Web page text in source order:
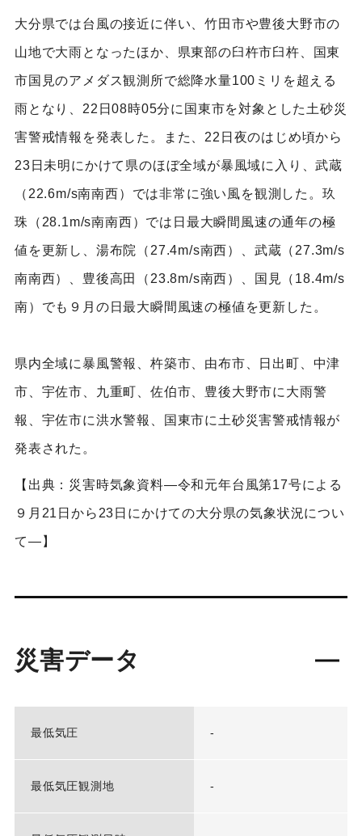
大分県では台風の接近に伴い、竹田市や豊後大野市の
山地で大雨となったほか、県東部の臼杵市臼杵、国東
市国見のアメダス観測所で総降水量100ミリを超える
雨となり、22日08時05分に国東市を対象とした土砂災
害警戒情報を発表した。また、22日夜のはじめ頃から
23日未明にかけて県のほぼ全域が暴風域に入り、武蔵
（22.6m/s南南西）では非常に強い風を観測した。玖
珠（28.1m/s南南西）では日最大瞬間風速の通年の極
値を更新し、湯布院（27.4m/s南西）、武蔵（27.3m/s
南南西）、豊後高田（23.8m/s南西）、国見（18.4m/s
南）でも９月の日最大瞬間風速の極値を更新した。
県内全域に暴風警報、杵築市、由布市、日出町、中津
市、宇佐市、九重町、佐伯市、豊後大野市に大雨警
報、宇佐市に洪水警報、国東市に土砂災害警戒情報が
発表された。
【出典：災害時気象資料―令和元年台風第17号による
９月21日から23日にかけての大分県の気象状況につい
て―】
災害データ
最低気圧 -
最低気圧観測地 -